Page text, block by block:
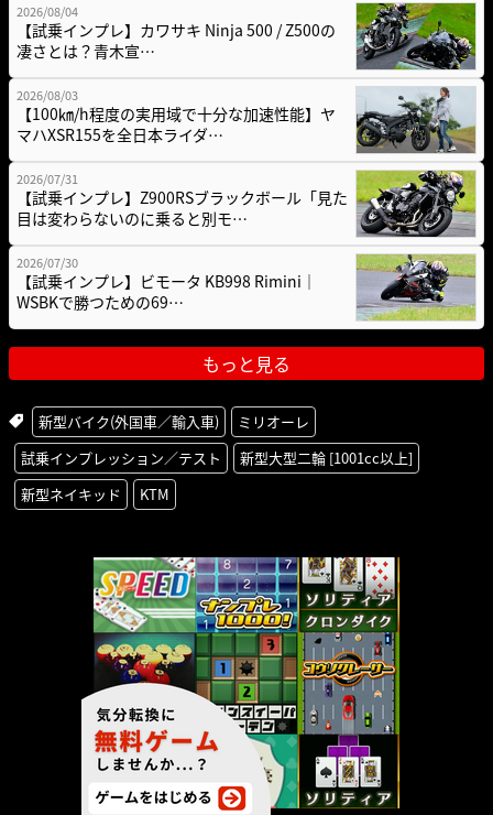
2026/08/04
【試乗インプレ】カワサキ Ninja 500 / Z500の
凄さとは？青木宣…
2026/08/03
【100㎞/h程度の実用域で十分な加速性能】ヤ
マハXSR155を全日本ライダ…
2026/07/31
【試乗インプレ】Z900RSブラックボール「見た
目は変わらないのに乗ると別モ…
2026/07/30
【試乗インプレ】ビモータ KB998 Rimini｜
WSBKで勝つための69…
もっと見る
新型バイク(外国車／輸入車)
ミリオーレ
試乗インプレッション／テスト
新型大型二輪 [1001cc以上]
新型ネイキッド
KTM